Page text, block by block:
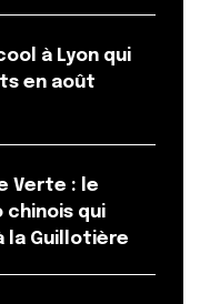
publiée. Les
avec
commentaires
à Lyon qui
en août
Verte : le
chinois qui
la Guillotière